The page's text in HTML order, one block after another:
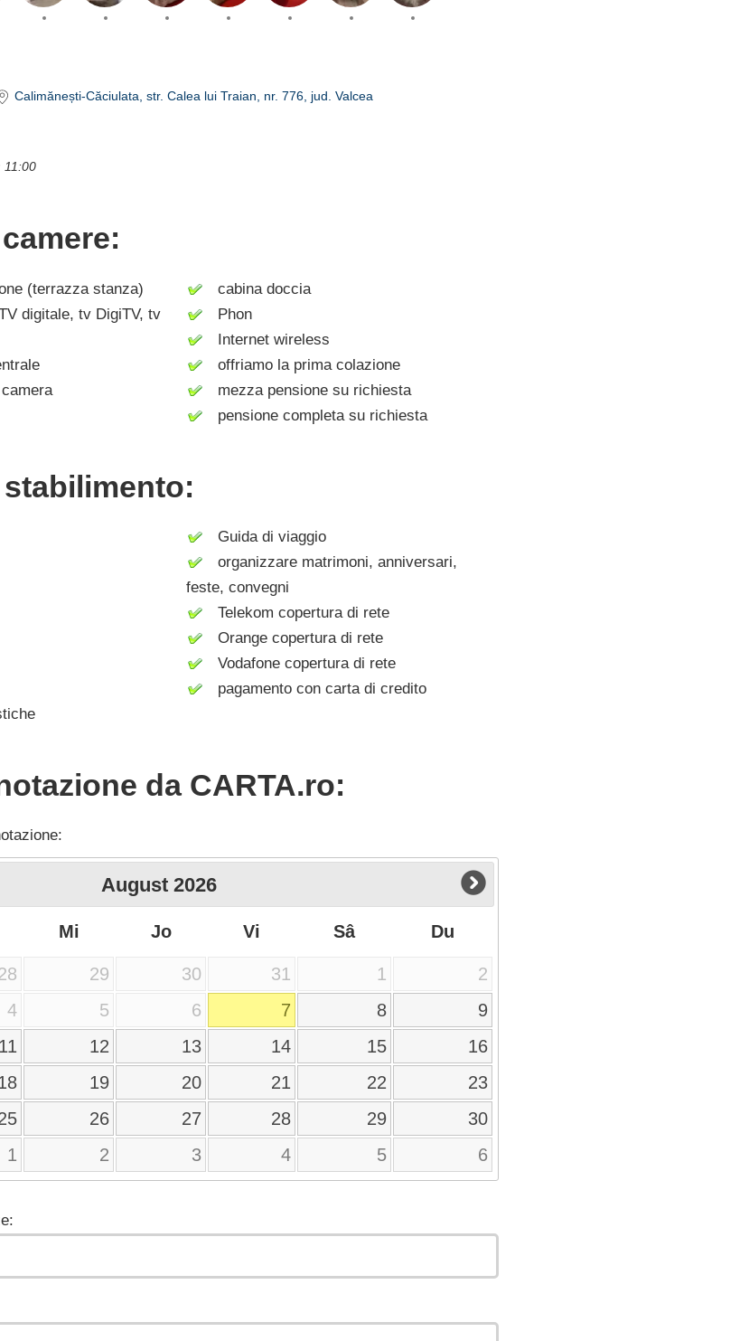
Calimănești-Căciulata, str. Calea lui Traian, nr. 776, jud. Valcea
11:00
(terrazza stanza)
digitale, tv DigiTV, tv
cabina doccia
Phon
Internet wireless
offriamo la prima colazione
mezza pensione su richiesta
pensione completa su richiesta
Guida di viaggio
organizzare matrimoni, anniversari,
feste, convegni
Telekom copertura di rete
Orange copertura di rete
Vodafone copertura di rete
pagamento con carta di credito
da CARTA.ro:
August 2026
Mi Jo Vi Sâ Du
29 30 31 1
2
4 5 6 7 8
9
11 12 13 14 15
16
19 20 21 22
23
26 27 28 29
30
1 2 3 4 5 6